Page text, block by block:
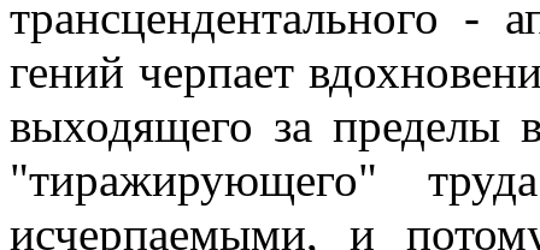
трансцендентального -
гений черпает
выходящего за пределы
"тиражирующего"
исчерпаемыми, и